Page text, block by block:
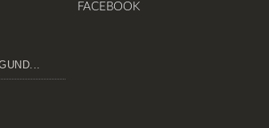
FACEBOOK